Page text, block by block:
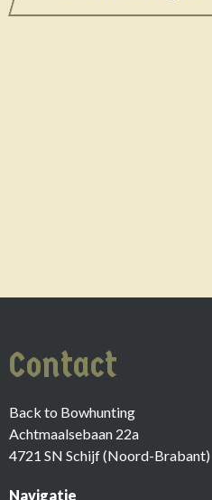
Contact
Back to Bowhunting
Achtmaalsebaan 22a
4721 SN Schijf (Noord-Brabant)
Navigatie